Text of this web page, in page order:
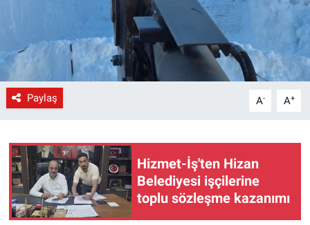
Paylaş A- A+
Hizmet-İş'ten Hizan
Belediyesi işçilerine
toplu sözleşme kazanımı
Siyaset
Spor